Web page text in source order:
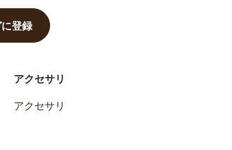
登録
アクセサリ
アクセサリ